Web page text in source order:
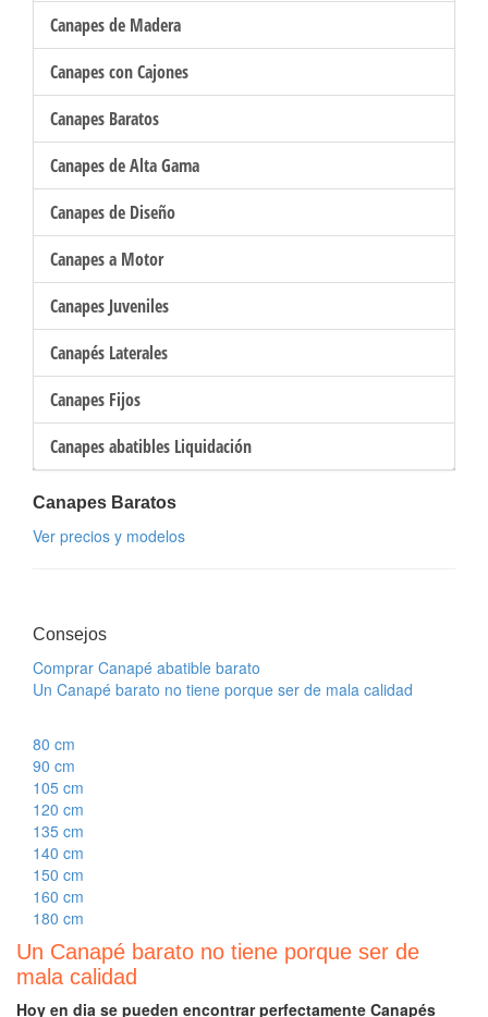
Canapes de Madera
Canapes con Cajones
Canapes Baratos
Canapes de Alta Gama
Canapes de Diseño
Canapes a Motor
Canapes Juveniles
Canapés Laterales
Canapes Fijos
Canapes abatibles Liquidación
Canapes Baratos
Ver precios y modelos
Consejos
Comprar Canapé abatible barato
Un Canapé barato no tiene porque ser de mala calidad
80 cm
90 cm
105 cm
120 cm
135 cm
140 cm
150 cm
160 cm
180 cm
Un Canapé barato no tiene porque ser de
mala calidad
Hoy en dia se pueden encontrar perfectamente Canapés